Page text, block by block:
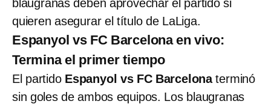
blaugranas deben aprovechar el partido si
quieren asegurar el título de LaLiga.
Espanyol vs FC Barcelona en vivo:
Termina el primer tiempo
El partido Espanyol vs FC Barcelonaterminó
sin goles de ambos equipos. Los blaugranas